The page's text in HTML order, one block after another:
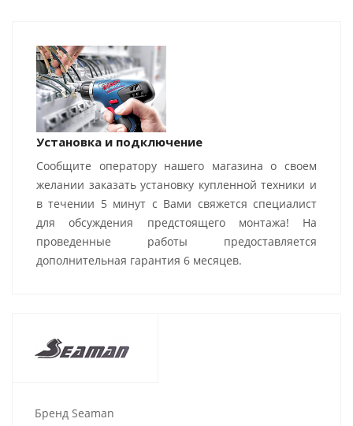
Установка и подключение
Сообщите оператору нашего магазина о своем
желании заказать установку купленной техники и
в течении 5 минут с Вами свяжется специалист
для обсуждения предстоящего монтажа! На
проведенные работы предоставляется
дополнительная гарантия 6 месяцев.
Бренд Seaman